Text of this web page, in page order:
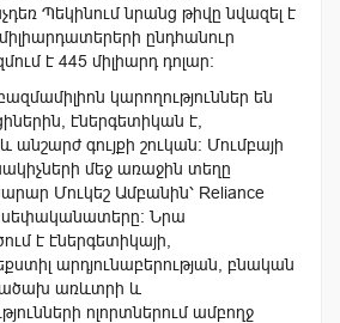
Պեկինում նրանց թիվը նվազել է
միլիարդատերերի ընդհանուր
է 445 միլիարդ դոլար։
կարողություններ են
էներգետիկան է,
անշարժ գույքի շուկան: Մումբայի
մեջ առաջին տեղը
Մուկեշ Ամբանին՝ Reliance
սեփականատերը: Նրա
է էներգետիկայի,
արդյունաբերության, բնական
առևտրի և
ոլորտներում ամբողջ